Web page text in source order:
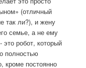
(отличный
так ли?), и жену
семье, а не ему
это робот, который
полностью
кроме постоянно